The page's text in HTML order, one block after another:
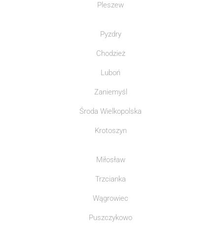
Pleszew
Pyzdry
Chodzież
Luboń
Zaniemyśl
Środa Wielkopolska
Krotoszyn
Miłosław
Trzcianka
Wągrowiec
Puszczykowo